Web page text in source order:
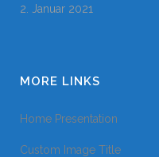
2. Januar 2021
MORE LINKS
Home Presentation
Custom Image Title